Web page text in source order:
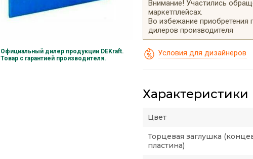
Официальный дилер продукции DEKraft.
Товар с гарантией производителя.
Внимание! Участились
маркетплейсах.
Во избежание
дилеров производителя
Условия для дизайнеров
Характеристики
Цвет
Торцевая заглушка
пластина)